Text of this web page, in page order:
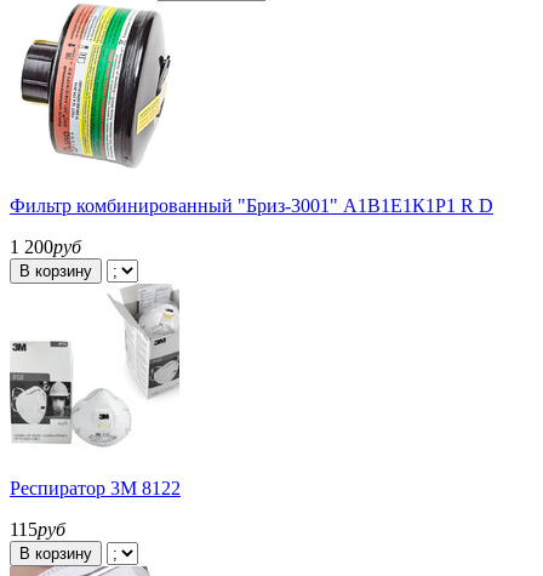
Фильтр комбинированный "Бриз-3001" А1В1Е1К1Р1 R D
1 200руб
В корзину
Респиратор 3М 8122
115руб
В корзину